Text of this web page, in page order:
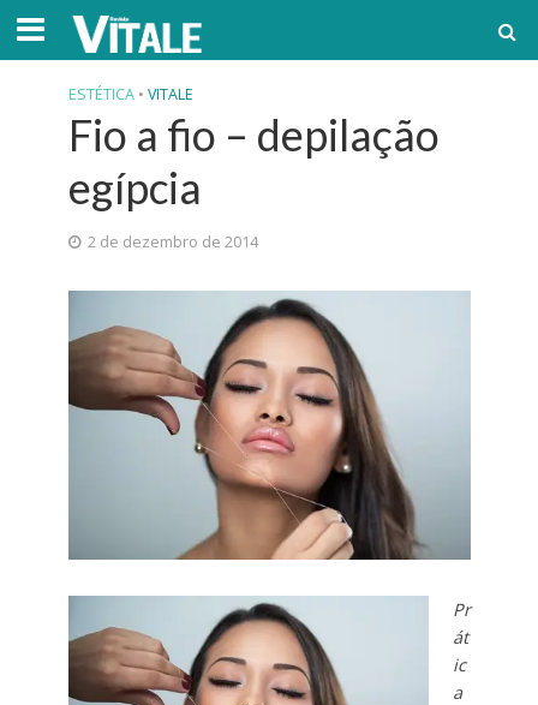
ESTÉTICA • VITALE
Fio a fio – depilação
egípcia
2 de dezembro de 2014
Pr
át
ic
a